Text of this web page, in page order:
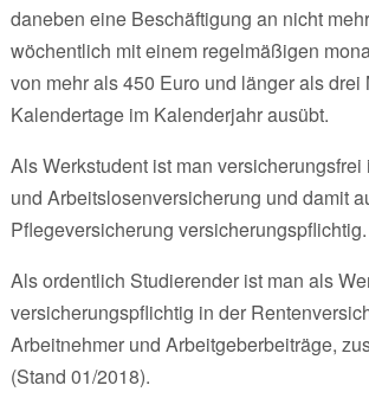
daneben eine Beschäftigung an nicht
wöchentlich mit einem regelmäßigen
von mehr als 450 Euro und länger als drei
Kalendertage im Kalenderjahr ausübt.
Als Werkstudent ist man
und Arbeitslosenversicherung und damit
Pflegeversicherung versicherungspflichtig.
Als ordentlich Studierender ist man als
versicherungspflichtig in der
Arbeitnehmer und Arbeitgeberbeiträge,
(Stand 01/2018).